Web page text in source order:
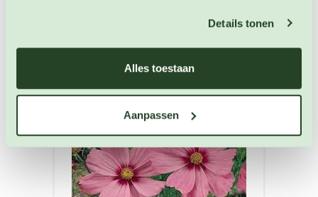
Details tonen
Alles toestaan
Aanpassen